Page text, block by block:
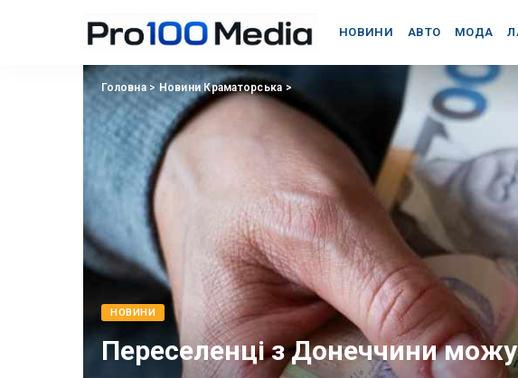
НОВИНИ АВТО МОДА
Головна> Новини Краматорська>
НОВИНИ
Переселенці з Донеччини